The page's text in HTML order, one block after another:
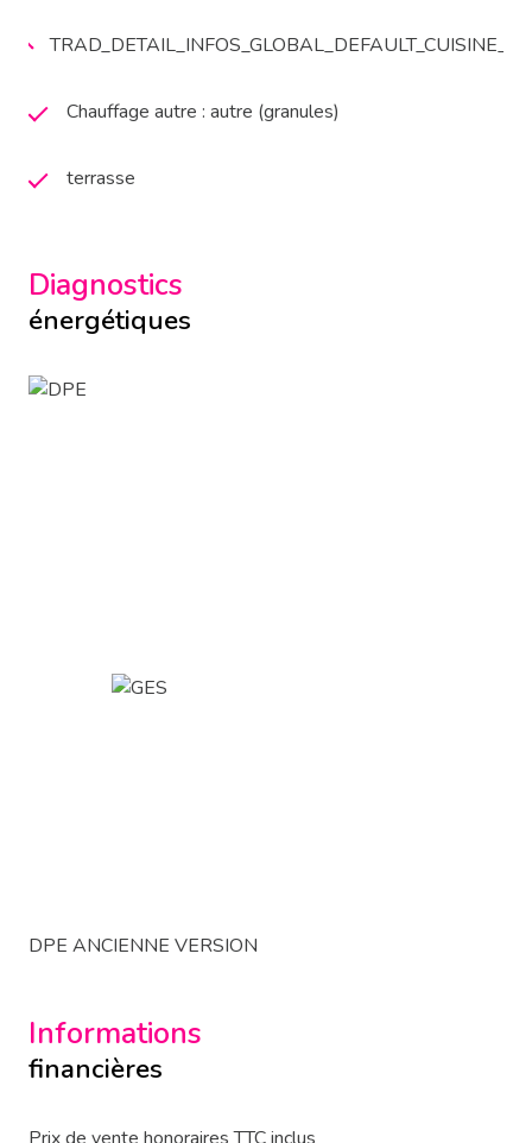
Chauffage autre : autre (granules)
terrasse
Diagnostics
énergétiques
DPE ANCIENNE VERSION
Informations
financières